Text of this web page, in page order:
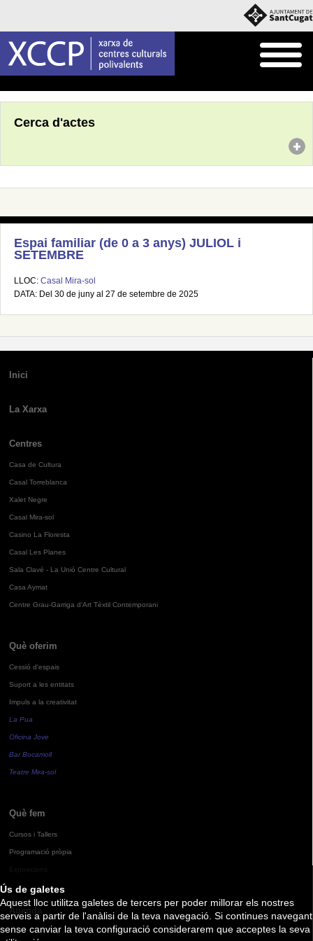
Ús de galetes
Aquest lloc utilitza galetes de tercers per poder millorar els nostres
serveis a partir de l'anàlisi de la teva navegació. Si continues navegant
sense canviar la teva configuració considerarem que acceptes la seva
Cerca d'actes
Espai familiar (de 0 a 3 anys) JULIOL i
SETEMBRE
LLOC: Casal Mira-sol
DATA: Del 30 de juny al 27 de setembre de 2025
Inici
La Xarxa
Centres
Casa de Cultura
Casal Torreblanca
Xalet Negre
Casal Mira-sol
Casino La Floresta
Casal Les Planes
Sala Clavé - La Unió Centre Cultural
Casa Aymat
Centre Grau-Garriga d'Art Tèxtil Contemporani
Què oferim
Cessió d'espais
Suport a les entitats
Impuls a la creativitat
La Pua
Oficina Jove
Bar Bocamoll
Teatre Mira-sol
Què fem
Cursos i Tallers
Programació pròpia
Agenda